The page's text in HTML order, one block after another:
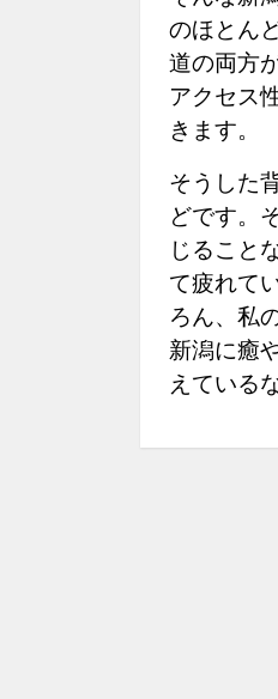
のほとん
道の両方
アクセス
きます。
そうした
どです。
じること
て疲れて
ろん、私
新潟に癒
えている